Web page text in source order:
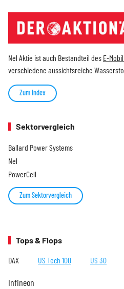
Nel Aktie ist auch Bestandteil des E-
verschiedene aussichtsreiche
Zum Index
Sektorvergleich
Ballard Power Systems
Nel
PowerCell
Zum Sektorvergleich
Tops & Flops
DAX US Tech 100 US 30
Infineon